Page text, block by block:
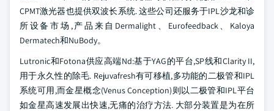
CPMT激光器也提供双波长系统. 这些公司还服务于IPL沙龙和诊
所设备市场,产品来自Dermalight、Eurofeedback、Kaloya
Dermatech和NuBody。
Lutronic和Fotona供应高端Nd:基于YAG的平台,SP线和Clarity II,
用于永久性的除毛. Rejuvafresh有可移植,多功能的二极管和IPL
系统可用,而金星概念(Venus Conception)则以二极管和IPL平台
如金星高速发展出快速,无痛的治疗方法. 大部分装置是为在所